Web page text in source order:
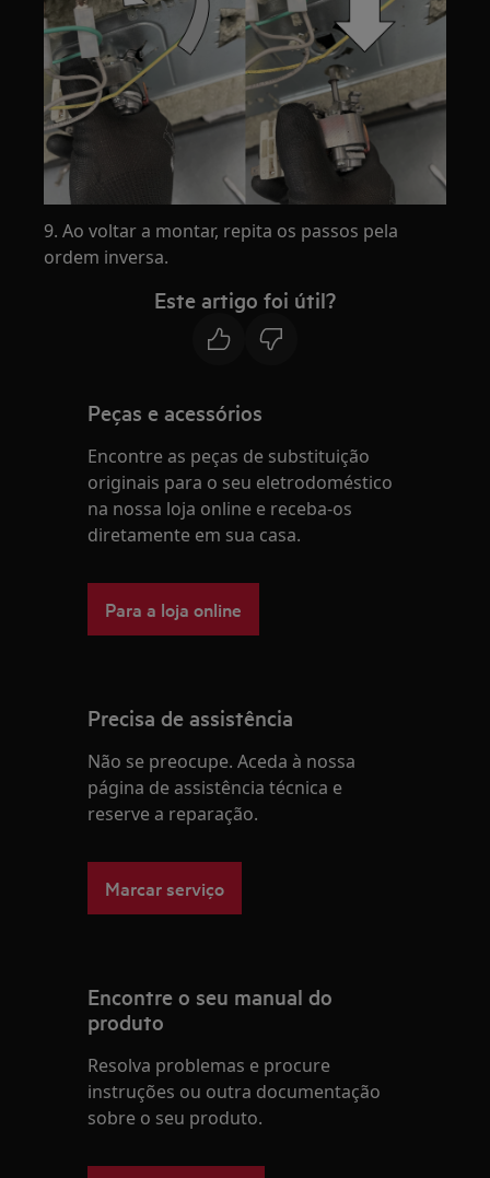
9. Ao voltar a montar, repita os passos pela
ordem inversa.
Este artigo foi útil?
Peças e acessórios
Encontre as peças de substituição
originais para o seu eletrodoméstico
na nossa loja online e receba-os
diretamente em sua casa.
Para a loja online
Precisa de assistência
Não se preocupe. Aceda à nossa
página de assistência técnica e
reserve a reparação.
Marcar serviço
Encontre o seu manual do
produto
Resolva problemas e procure
instruções ou outra documentação
sobre o seu produto.